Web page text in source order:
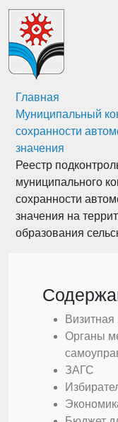
Главная
Муниципальный
сохранности
значения
Реестр
муниципального
сохранности
значения на
образования
Визитная
Органы
ЗАГС